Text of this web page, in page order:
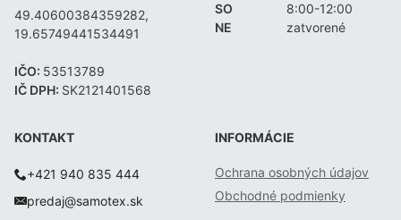
49.40600384359282,
19.65749441534491
IČO: 53513789
IČ DPH: SK2121401568
SO
8:00-12:00
NE
zatvorené
KONTAKT
+421 940 835 444
predaj@samotex.sk
INFORMÁCIE
Ochrana osobných údajov
Obchodné podmienky